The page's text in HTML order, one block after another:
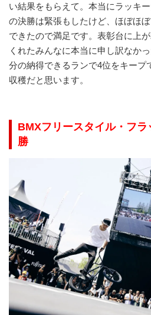
い結果をもらえて。本当にラッキ
の決勝は緊張もしたけど、ほぼほ
できたので満足です。表彰台に上
くれたみんなに本当に申し訳なか
分の納得できるランで4位をキープ
収穫だと思います。
BMXフリースタイル・フラ
勝